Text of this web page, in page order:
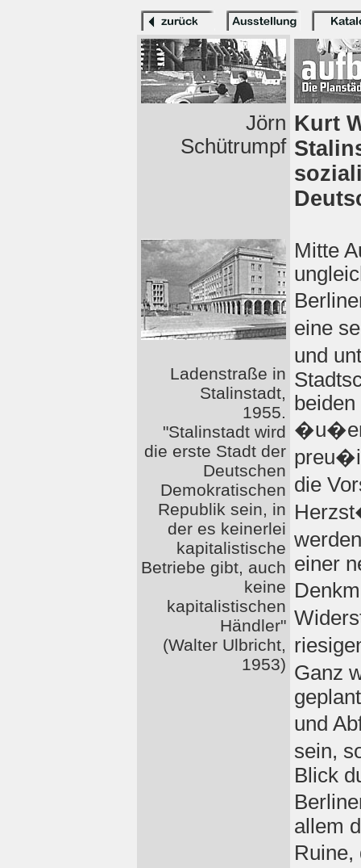
Jörn
Schütrumpf
Kurt
Ladenstraße in
Stalinstadt,
1955.
"Stalinstadt wird
die erste Stadt der
Deutschen
Demokratischen
Republik sein, in
der es keinerlei
kapitalistische
Betriebe gibt, auch
keine
kapitalistischen
Händler"
(Walter Ulbricht,
1953)
Mitte
eine
und
die
einer
Ganz
und
sein,
Blick
allem